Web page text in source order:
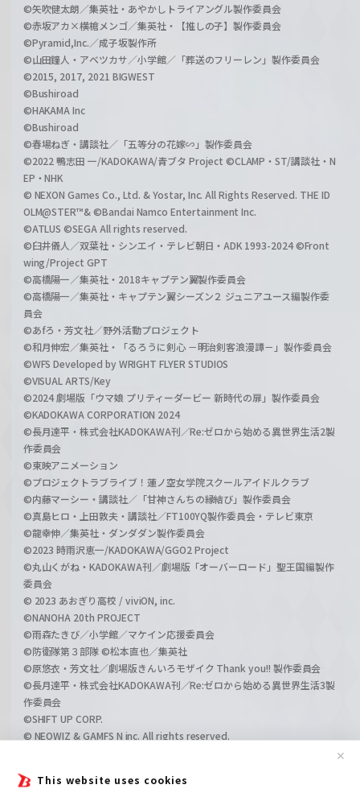
This website uses cookies
✕
©矢吹健太朗／集英社・あやかしトライアングル製作委員会
©赤坂アカ×横槍メンゴ／集英社・【推しの子】製作委員会
©Pyramid,Inc.／成子坂製作所
©山田鐘人・アベツカサ／小学館／「葬送のフリーレン」製作委員会
©2015, 2017, 2021 BIGWEST
©Bushiroad
©HAKAMA Inc
©Bushiroad
©春場ねぎ・講談社／「五等分の花嫁∽」製作委員会
©2022 鴨志田 一/KADOKAWA/青ブタ Project ©CLAMP・ST/講談社・N
EP・NHK
© NEXON Games Co., Ltd. & Yostar, Inc. All Rights Reserved. THE ID
OLM@STER™& ©Bandai Namco Entertainment Inc.
©ATLUS ©SEGA All rights reserved.
©臼井儀人／双葉社・シンエイ・テレビ朝日・ADK 1993-2024 ©Front
wing/Project GPT
©高橋陽一／集英社・2018キャプテン翼製作委員会
©高橋陽一／集英社・キャプテン翼シーズン２ ジュニアユース編製作委
員会
©あfろ・芳文社／野外活動プロジェクト
©和月伸宏／集英社・「るろうに剣心 －明治剣客浪漫譚－」製作委員会
©WFS Developed by WRIGHT FLYER STUDIOS
©VISUAL ARTS/Key
©2024 劇場版「ウマ娘 プリティーダービー 新時代の扉」製作委員会
©KADOKAWA CORPORATION 2024
©長月達平・株式会社KADOKAWA刊／Re:ゼロから始める異世界生活2製
作委員会
©東映アニメーション
©プロジェクトラブライブ！蓮ノ空女学院スクールアイドルクラブ
©内藤マーシー・講談社／「甘神さんちの縁結び」製作委員会
©真島ヒロ・上田敦夫・講談社／FT100YQ製作委員会・テレビ東京
©龍幸伸／集英社・ダンダダン製作委員会
©2023 時雨沢恵一/KADOKAWA/GGO2 Project
©丸山くがね・KADOKAWA刊／劇場版「オーバーロード」聖王国編製作
委員会
© 2023 あおぎり高校 / viviON, inc.
©NANOHA 20th PROJECT
©雨森たきび／小学館／マケイン応援委員会
©防衛隊第３部隊 ©松本直也／集英社
©原悠衣・芳文社／劇場版きんいろモザイク Thank you!! 製作委員会
©長月達平・株式会社KADOKAWA刊／Re:ゼロから始める異世界生活3製
作委員会
©SHIFT UP CORP.
© NEOWIZ & GAMFS N inc. All rights reserved.
©GIRLS und PANZER Film Projekt